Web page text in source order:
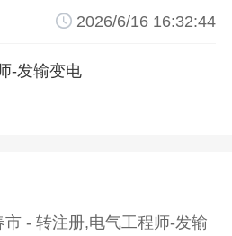
 2026/6/16 16:32:44
-发输变电
- 转注册,电气工程师-发输